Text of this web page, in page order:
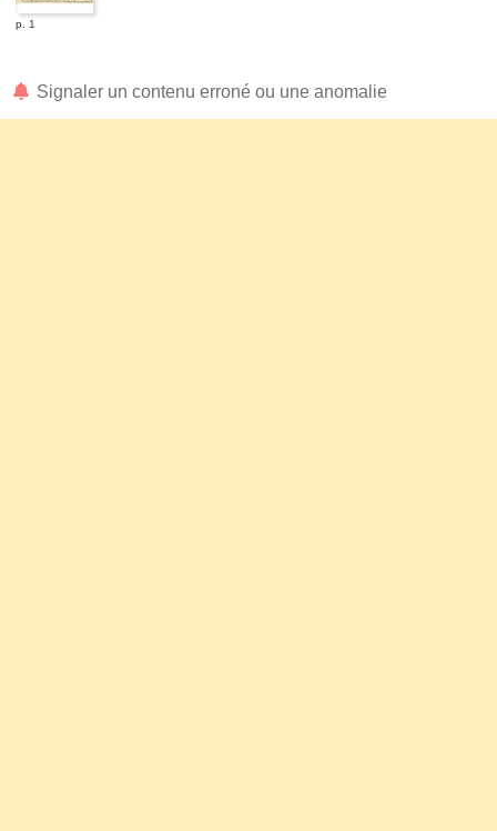
p. 1
Signaler un contenu erroné ou une anomalie